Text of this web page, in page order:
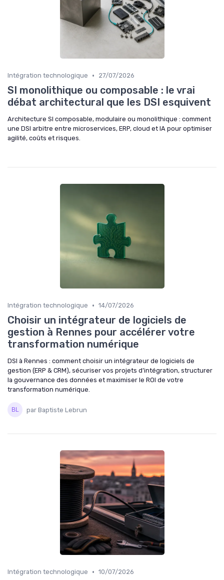
Intégration technologique • 27/07/2026
SI monolithique ou composable : le vrai
débat architectural que les DSI esquivent
Architecture SI composable, modulaire ou monolithique : comment
une DSI arbitre entre microservices, ERP, cloud et IA pour optimiser
agilité, coûts et risques.
Intégration technologique • 14/07/2026
Choisir un intégrateur de logiciels de
gestion à Rennes pour accélérer votre
transformation numérique
DSI à Rennes : comment choisir un intégrateur de logiciels de
gestion (ERP & CRM), sécuriser vos projets d’intégration, structurer
la gouvernance des données et maximiser le ROI de votre
transformation numérique.
par Baptiste Lebrun
Intégration technologique • 10/07/2026